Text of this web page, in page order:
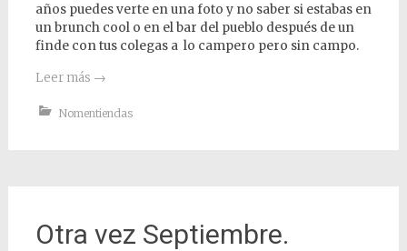
años puedes verte en una foto y no saber si estabas en
un brunch cool o en el bar del pueblo después de un
finde con tus colegas a lo campero pero sin campo.
Leer más →
Nomentiendas
Otra vez Septiembre.